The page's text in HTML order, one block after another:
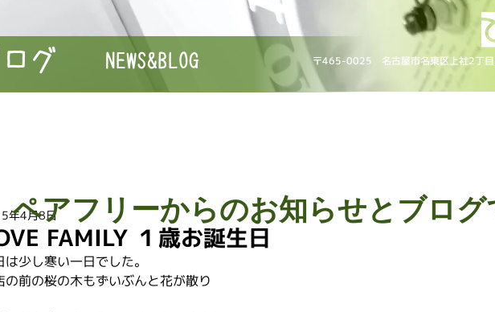
〒465-0025 名古屋市名東区上社2丁
NEWS&BLOG
グ
FAMILY １歳お誕生日
年4月8日
は少し寒い一日でした。
の前の桜の木もずいぶんと花が散り
ペアフリーからのお知らせとブログ